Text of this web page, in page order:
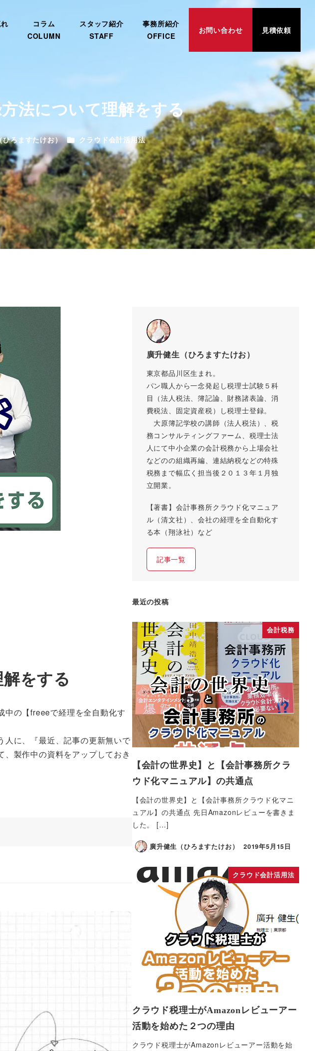
コラム
COLUMN
スタッフ紹介
STAFF
事務所紹介
OFFICE
お問い合わせ 見積依頼
法について理解をする
ひろますたけお） カテゴリー
クラウド会計活用法
をする
の【freeeで経理を全自動化す
人に、『最近、記事の更新無いで
製作中の資料をアップしておき
廣升健生（ひろますたけお）
東京都品川区生まれ。
パン職人から一念発起し税理士試験５科
目（法人税法、簿記論、財務諸表論、消
費税法、固定資産税）し税理士登録。
大原簿記学校の講師（法人税法）、税
務コンサルティングファーム、税理士法
人にて中小企業の会計税務から上場会社
などのの組織再編、連結納税などの特殊
税務まで幅広く担当後２０１３年１月独
立開業。
【著書】会計事務所クラウド化マニュア
ル（清文社）、会社の経理を全自動化す
る本（翔泳社）など
記事一覧
最近の投稿
会計税務
【会計の世界史】と【会計事務所クラ
ウド化マニュアル】の共通点
【会計の世界史】と【会計事務所クラウド化マニ
ュアル】の共通点 先日Amazonレビューを書きま
した。 […]
廣升健生（ひろますたけお） 2019年5月15日
クラウド会計活用法
クラウド税理士がAmazonレビューアー
活動を始めた２つの理由
クラウド税理士がAmazonレビューアー活動を始